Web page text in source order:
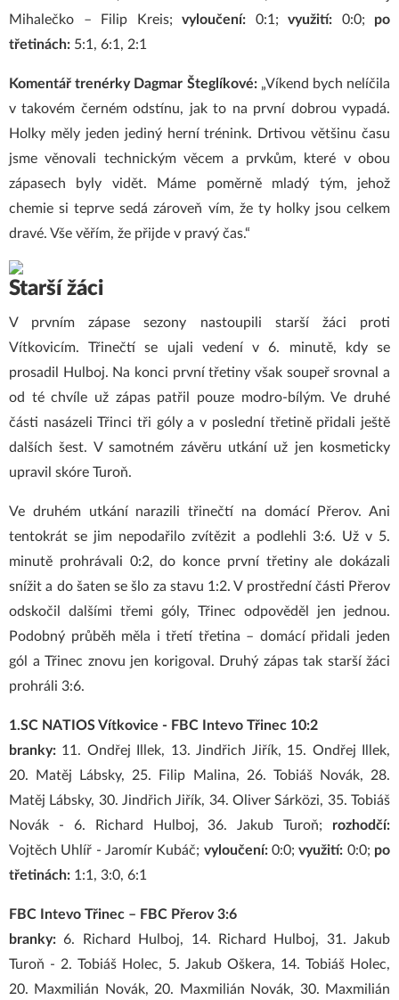
Mihalečko – Filip Kreis; vyloučení: 0:1; využití: 0:0; po
třetinách: 5:1, 6:1, 2:1
Komentář trenérky Dagmar Šteglíkové:„Víkend bych nelíčila
v takovém černém odstínu, jak to na první dobrou vypadá.
Holky měly jeden jediný herní trénink. Drtivou většinu času
jsme věnovali technickým věcem a prvkům, které v obou
zápasech byly vidět. Máme poměrně mladý tým, jehož
chemie si teprve sedá zároveň vím, že ty holky jsou celkem
dravé. Vše věřím, že přijde v pravý čas.“
Starší žáci
V prvním zápase sezony nastoupili starší žáci proti
Vítkovicím. Třinečtí se ujali vedení v 6. minutě, kdy se
prosadil Hulboj. Na konci první třetiny však soupeř srovnal a
od té chvíle už zápas patřil pouze modro-bílým. Ve druhé
části nasázeli Třinci tři góly a v poslední třetině přidali ještě
dalších šest. V samotném závěru utkání už jen kosmeticky
upravil skóre Turoň.
Ve druhém utkání narazili třinečtí na domácí Přerov. Ani
tentokrát se jim nepodařilo zvítězit a podlehli 3:6. Už v 5.
minutě prohrávali 0:2, do konce první třetiny ale dokázali
snížit a do šaten se šlo za stavu 1:2. V prostřední části Přerov
odskočil dalšími třemi góly, Třinec odpověděl jen jednou.
Podobný průběh měla i třetí třetina – domácí přidali jeden
gól a Třinec znovu jen korigoval. Druhý zápas tak starší žáci
prohráli 3:6.
1.SC NATIOS Vítkovice - FBC Intevo Třinec 10:2
branky: 11. Ondřej Illek, 13. Jindřich Jiřík, 15. Ondřej Illek,
20. Matěj Lábsky, 25. Filip Malina, 26. Tobiáš Novák, 28.
Matěj Lábsky, 30. Jindřich Jiřík, 34. Oliver Sárközi, 35. Tobiáš
Novák - 6. Richard Hulboj, 36. Jakub Turoň; rozhodčí:
Vojtěch Uhlíř - Jaromír Kubáč; vyloučení:0:0;využití: 0:0; po
třetinách: 1:1, 3:0, 6:1
FBC Intevo Třinec – FBC Přerov 3:6
branky:6. Richard Hulboj, 14. Richard Hulboj, 31. Jakub
Turoň - 2. Tobiáš Holec, 5. Jakub Oškera, 14. Tobiáš Holec,
20. Maxmilián Novák, 20. Maxmilián Novák, 30. Maxmilián